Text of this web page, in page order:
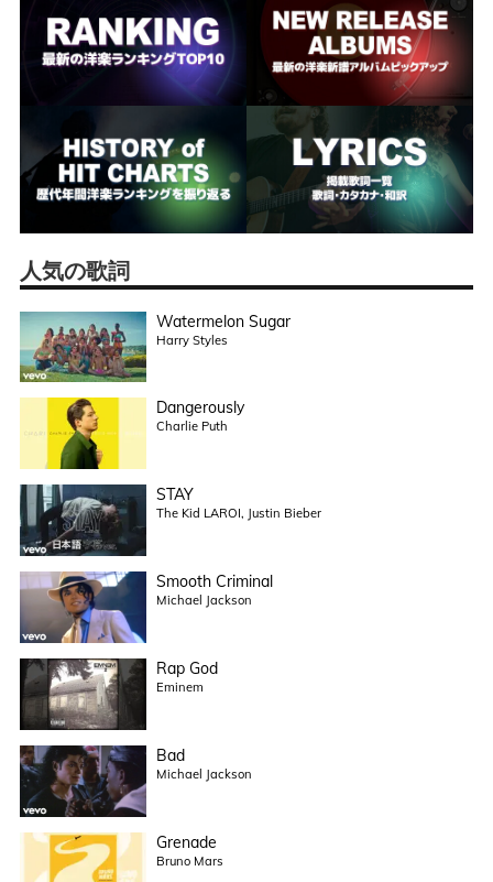
人気の歌詞
Watermelon Sugar
Harry Styles
Dangerously
Charlie Puth
STAY
The Kid LAROI, Justin Bieber
Smooth Criminal
Michael Jackson
Rap God
Eminem
Bad
Michael Jackson
Grenade
Bruno Mars